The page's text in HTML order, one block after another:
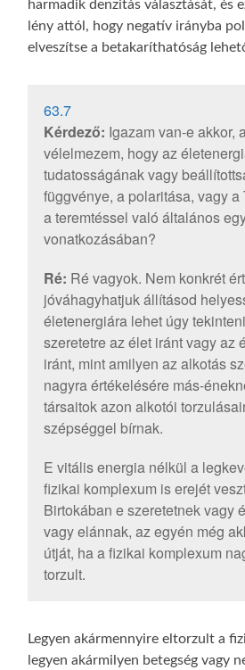
harmadik denzitás választását, és
lény attól, hogy negatív irányba
elveszítse a betakaríthatóság
63.7
Kérdező: Igazam van-e akkor,
vélelmezem, hogy az
tudatosságának vagy
függvénye, a polaritása, vagy a
a teremtéssel való általános
vonatkozásában?
Ré: Ré vagyok. Nem konkrét
jóváhagyhatjuk állításod
életenergiára lehet úgy
szeretetre az élet iránt vagy az
iránt, mint amilyen az alkotás
nagyra értékelésére más-
társaitok azon alkotói
szépséggel bírnak.
E vitális energia nélkül a
fizikai komplexum is erejét
Birtokában e szeretetnek vagy
vagy elánnak, az egyén még
útját, ha a fizikai komplexum
torzult.
Legyen akármennyire eltorzult a
legyen akármilyen betegség vagy